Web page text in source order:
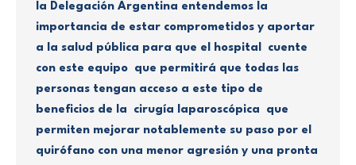
la Delegación Argentina entendemos la
importancia de estar comprometidos y aportar
a la salud pública para que el hospital cuente
con este equipo que permitirá que todas las
personas tengan acceso a este tipo de
beneficios de la cirugía laparoscópica que
permiten mejorar notablemente su paso por el
quirófano con una menor agresión y una pronta